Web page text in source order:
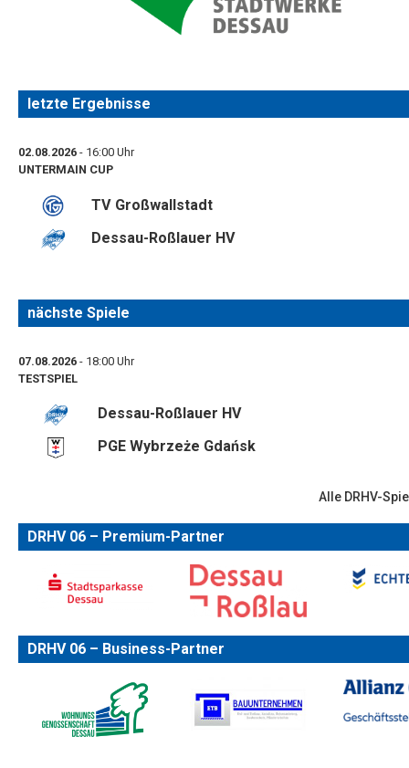
letzte Ergebnisse
02.08.2026 - 16:00 Uhr
UNTERMAIN CUP
TV Großwallstadt
Dessau-Roßlauer HV
nächste Spiele
07.08.2026 - 18:00 Uhr
TESTSPIEL
Dessau-Roßlauer HV
PGE Wybrzeże Gdańsk
Alle DRHV-
DRHV 06 – Premium-Partner
DRHV 06 – Business-Partner